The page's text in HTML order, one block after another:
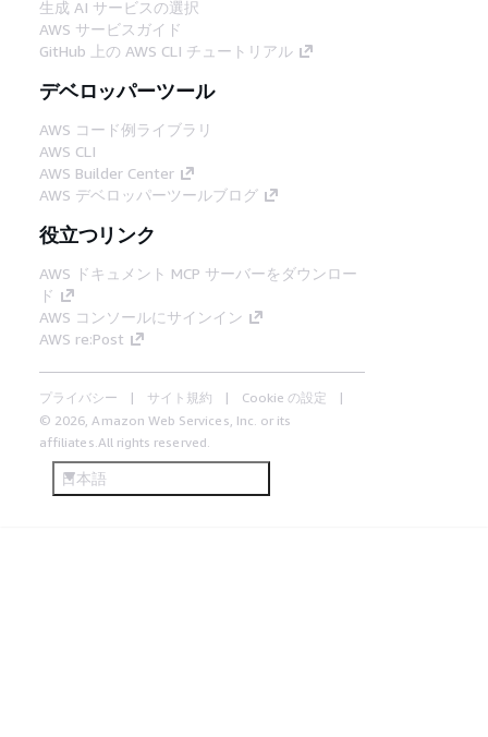
生成 AI サービスの選択
AWS サービスガイド
GitHub 上の AWS CLI チュートリアル
デベロッパーツール
AWS コード例ライブラリ
AWS CLI
AWS Builder Center
AWS デベロッパーツールブログ
役立つリンク
AWS ドキュメント MCP サーバーをダウンロー
ド
AWS コンソールにサインイン
AWS re:Post
プライバシー サイト規約
Cookie の設定
© 2026, Amazon Web Services, Inc. or its
affiliates.All rights reserved.
日本語